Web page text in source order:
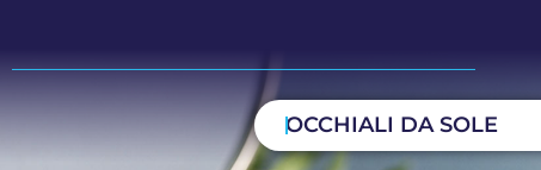
OCCHIALI DA SOLE